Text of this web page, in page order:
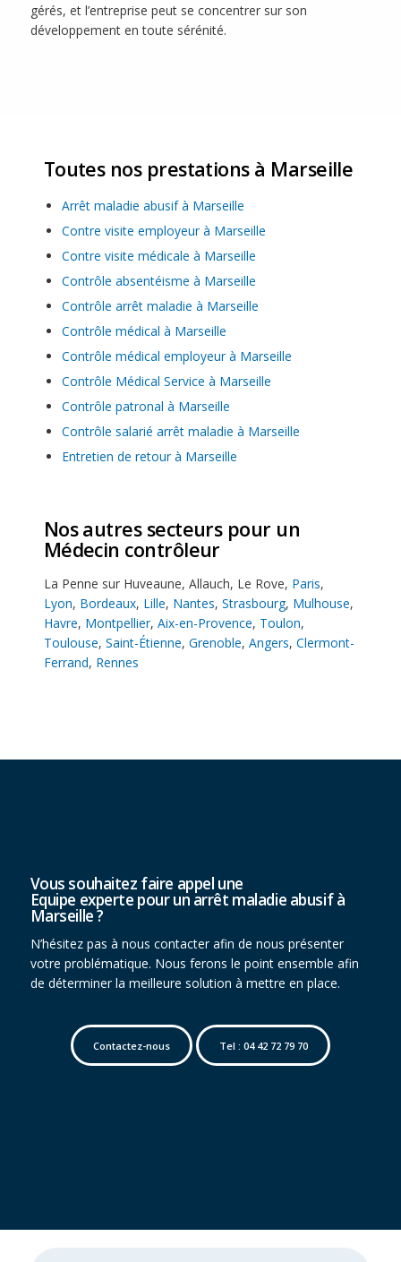
gérés, et l’entreprise peut se concentrer sur son
développement en toute sérénité.
Toutes nos prestations à Marseille
Arrêt maladie abusif à Marseille
Contre visite employeur à Marseille
Contre visite médicale à Marseille
Contrôle absentéisme à Marseille
Contrôle arrêt maladie à Marseille
Contrôle médical à Marseille
Contrôle médical employeur à Marseille
Contrôle Médical Service à Marseille
Contrôle patronal à Marseille
Contrôle salarié arrêt maladie à Marseille
Entretien de retour à Marseille
Nos autres secteurs pour un
Médecin contrôleur
La Penne sur Huveaune, Allauch, Le Rove, Paris,
Lyon, Bordeaux, Lille, Nantes, Strasbourg, Mulhouse,
Havre, Montpellier, Aix-en-Provence, Toulon,
Toulouse, Saint-Étienne, Grenoble, Angers, Clermont-
Ferrand, Rennes
Vous souhaitez faire appel une
Equipe experte pour un arrêt maladie abusif à
Marseille ?
N’hésitez pas à nous contacter afin de nous présenter
votre problématique. Nous ferons le point ensemble afin
de déterminer la meilleure solution à mettre en place.
Contactez-nous Tel : 04 42 72 79 70